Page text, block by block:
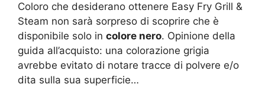
Coloro che desiderano ottenere Easy Fry Grill &
Steam non sarà sorpreso di scoprire che è
disponibile solo in colore nero. Opinione della
guida all’acquisto: una colorazione grigia
avrebbe evitato di notare tracce di polvere e/o
dita sulla sua superficie…